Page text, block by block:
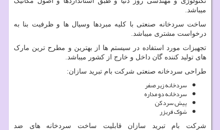
میباشد.
ساخت سردخانه صنعتی با کلیه مبردها وسیال ها و ظرفیت بنا به
درخواست مشتری میباشد.
تجهیزات مورد استفاده در سیستم ها از بهترین و مطرح ترین مارک
های تولید کننده گان داخل و خارج از کشور میباشد.
طراحی سردخانه صنعتی شرکت بام تبرید سازان:
سردخانه زیر صفر
سردخانه دو مداره
پیش سردکن
شوک فریزر
شرکت بام تبرید سازان قابلیت ساخت سردخانه های ضد